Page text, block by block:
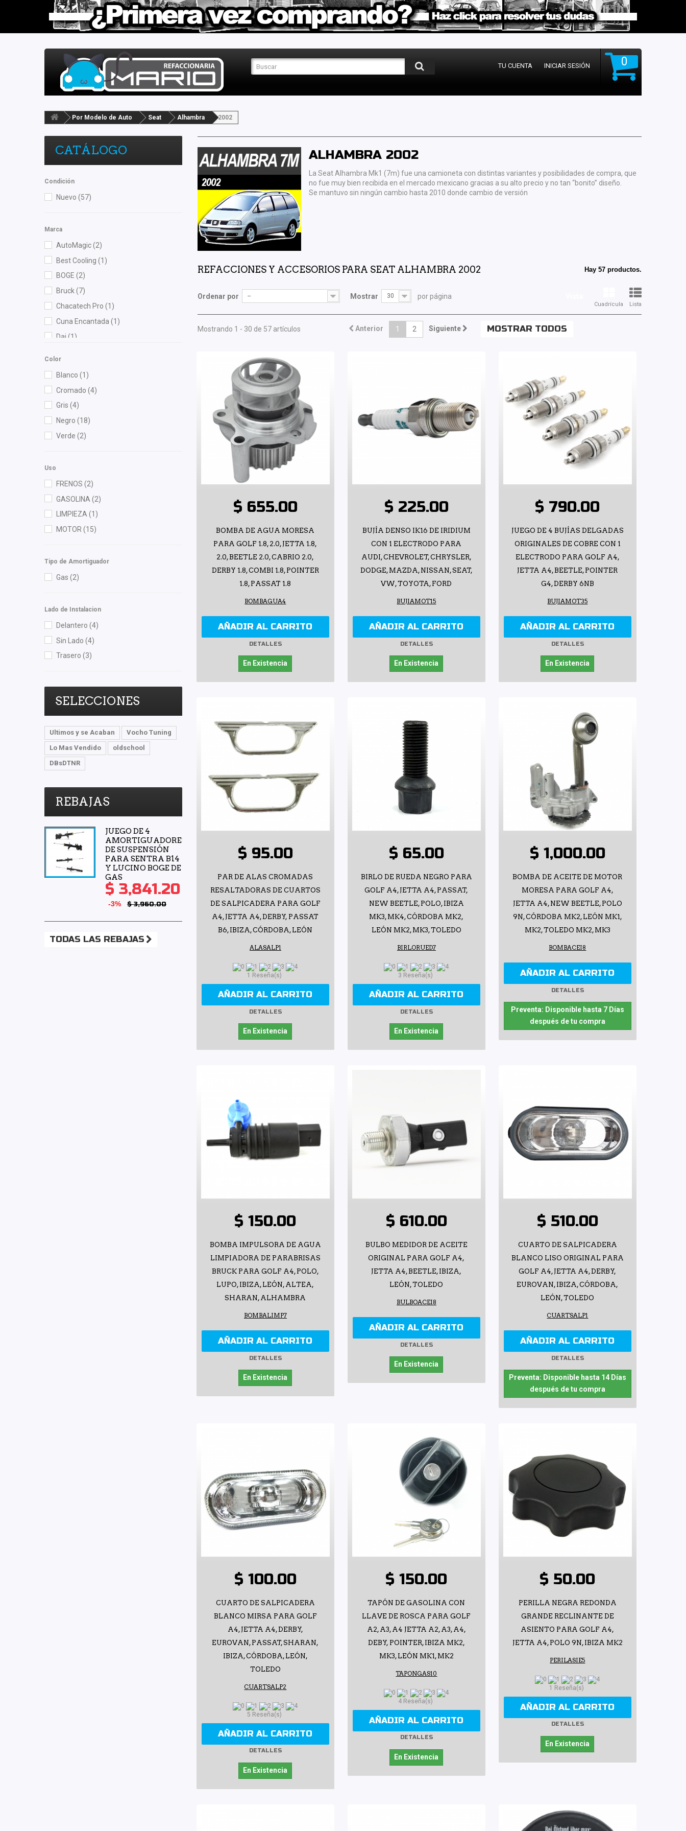
0
TU CUENTA INICIAR SESIÓN
Por Modelo de Auto Seat Alhambra 2002
CATÁLOGO
Condición
Nuevo (57)
Marca
AutoMagic(2)
Best Cooling (1)
BOGE (2)
Bruck(7)
Chacatech Pro (1)
Cuna Encantada (1)
Dai (1)
NGK (3)
Recal(8)
Top Engine(1)
Tunix(1)
Wagner(1)
Color
Blanco (1)
Cromado (4)
Gris (4)
Negro (18)
Verde (2)
Uso
FRENOS (2)
GASOLINA (2)
LIMPIEZA(1)
MOTOR (15)
Tipo de Amortiguador
Gas (2)
Lado de Instalacion
Delantero (4)
Sin Lado (4)
Trasero (3)
SELECCIONES
Ultimos y se Acaban
Vocho Tuning
Lo Mas Vendido
oldschool
DBsDTNR
REBAJAS
JUEGO DE 4
AMORTIGUADORES
DE SUSPENSIÓN
PARA SENTRA B14
Y LUCINO BOGE DE
GAS
$ 3,841.20
-3% $ 3,960.00
TODAS LAS REBAJAS
ALHAMBRA 2002
La Seat Alhambra Mk1 (7m) fue una camioneta con distintas variantes y posibilidades de compra, que
no fue muy bien recibida en el mercado mexicano gracias a su alto precio y no tan “bonito” diseño.
Se mantuvo sin ningún cambio hasta 2010 donde cambio de versión
REFACCIONES Y ACCESORIOS PARA SEAT ALHAMBRA 2002 Hay 57 productos.
Cuadrícula Lista
Ordenar por -- Mostrar 30 por página
MOSTRAR TODOS
Anterior 1 2 Siguiente
Mostrando 1 - 30 de 57 artículos
$ 655.00
BOMBA DE AGUA MORESA
PARA GOLF 1.8, 2.0, JETTA 1.8,
2.0, BEETLE 2.0, CABRIO 2.0,
DERBY 1.8, COMBI 1.8, POINTER
1.8, PASSAT 1.8
BOMBAGUA4
AÑADIR AL CARRITO
DETALLES
En Existencia
$ 225.00
BUJÍA DENSO IK16 DE IRIDIUM
CON 1 ELECTRODO PARA
AUDI, CHEVROLET, CHRYSLER,
DODGE, MAZDA, NISSAN, SEAT,
VW, TOYOTA, FORD
BUJIAMOT15
AÑADIR AL CARRITO
DETALLES
En Existencia
$ 790.00
JUEGO DE 4 BUJÍAS DELGADAS
ORIGINALES DE COBRE CON 1
ELECTRODO PARA GOLF A4,
JETTA A4, BEETLE, POINTER
G4, DERBY 6NB
BUJIAMOT35
AÑADIR AL CARRITO
DETALLES
En Existencia
$ 95.00
PAR DE ALAS CROMADAS
RESALTADORAS DE CUARTOS
DE SALPICADERA PARA GOLF
A4, JETTA A4, DERBY, PASSAT
B6, IBIZA, CÓRDOBA, LEÓN
ALASALP1
1 Reseña(s)
AÑADIR AL CARRITO
DETALLES
En Existencia
$ 65.00
BIRLO DE RUEDA NEGRO PARA
GOLF A4, JETTA A4, PASSAT,
NEW BEETLE, POLO, IBIZA
MK3, MK4, CÓRDOBA MK2,
LEÓN MK2, MK3, TOLEDO
BIRLORUED7
3 Reseña(s)
AÑADIR AL CARRITO
DETALLES
En Existencia
$ 1,000.00
BOMBA DE ACEITE DE MOTOR
MORESA PARA GOLF A4,
JETTA A4, NEW BEETLE, POLO
9N, CÓRDOBA MK2, LEÓN MK1,
MK2, TOLEDO MK2, MK3
BOMBACEI8
AÑADIR AL CARRITO
DETALLES
Preventa: Disponible hasta 7 Días
después de tu compra
$ 150.00
BOMBA IMPULSORA DE AGUA
LIMPIADORA DE PARABRISAS
BRUCK PARA GOLF A4, POLO,
LUPO, IBIZA, LEÓN, ALTEA,
SHARAN, ALHAMBRA
BOMBALIMP7
AÑADIR AL CARRITO
DETALLES
En Existencia
$ 610.00
BULBO MEDIDOR DE ACEITE
ORIGINAL PARA GOLF A4,
JETTA A4, BEETLE, IBIZA,
LEÓN, TOLEDO
BULBOACEI8
AÑADIR AL CARRITO
DETALLES
En Existencia
$ 510.00
CUARTO DE SALPICADERA
BLANCO LISO ORIGINAL PARA
GOLF A4, JETTA A4, DERBY,
EUROVAN, IBIZA, CÓRDOBA,
LEÓN, TOLEDO
CUARTSALP1
AÑADIR AL CARRITO
DETALLES
Preventa: Disponible hasta 14 Días
después de tu compra
$ 100.00
CUARTO DE SALPICADERA
BLANCO MIRSA PARA GOLF
A4, JETTA A4, DERBY,
EUROVAN, PASSAT, SHARAN,
IBIZA, CÓRDOBA, LEÓN,
TOLEDO
CUARTSALP2
5 Reseña(s)
AÑADIR AL CARRITO
DETALLES
En Existencia
$ 150.00
TAPÓN DE GASOLINA CON
LLAVE DE ROSCA PARA GOLF
A2, A3, A4 JETTA A2, A3, A4,
DEBY, POINTER, IBIZA MK2,
MK3, LEÓN MK1, MK2
TAPONGAS10
4 Reseña(s)
AÑADIR AL CARRITO
DETALLES
En Existencia
$ 50.00
PERILLA NEGRA REDONDA
GRANDE RECLINANTE DE
ASIENTO PARA GOLF A4,
JETTA A4, POLO 9N, IBIZA MK2
PERILASIE5
1 Reseña(s)
AÑADIR AL CARRITO
DETALLES
En Existencia